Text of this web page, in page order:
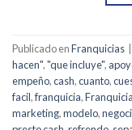
Publicado enFranquicias
hacen","que incluye",
empeño,cash,cuanto,
facil,franquicia,
marketing,modelo,